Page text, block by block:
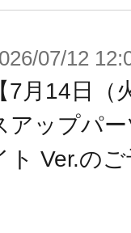
ュアロボ
たプラモ
、浅井真
ター＆メ
。
07/12
【7月14日
アップパ
ト Ver.の